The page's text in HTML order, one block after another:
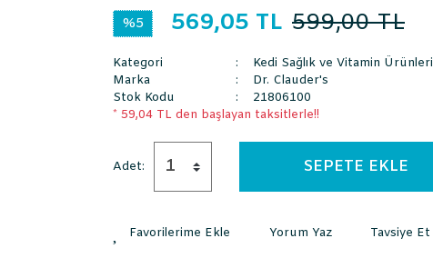
%5 569,05 TL 599,00 TL
Kategori Kedi Sağlık ve Vitamin Ürünleri
Marka
Dr. Clauder's
Stok Kodu
21806100
* 59,04 TL den başlayan taksitlerle!!
Adet: SEPETE EKLE
Yorum Yaz Tavsiye Et